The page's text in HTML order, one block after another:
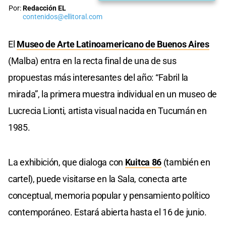
Por:Redacción EL
contenidos@ellitoral.com
El Museo de Arte Latinoamericano de Buenos Aires
(Malba) entra en la recta final de una de sus
propuestas más interesantes del año: “Fabril la
mirada”, la primera muestra individual en un museo de
Lucrecia Lionti, artista visual nacida en Tucumán en
1985.
La exhibición, que dialoga con Kuitca 86 (también en
cartel), puede visitarse en la Sala, conecta arte
conceptual, memoria popular y pensamiento político
contemporáneo. Estará abierta hasta el 16 de junio.